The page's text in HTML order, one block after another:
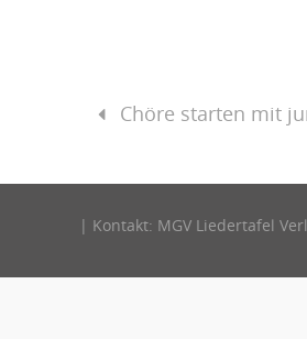
Chöre starten mit
| Kontakt: MGV Liedertafel